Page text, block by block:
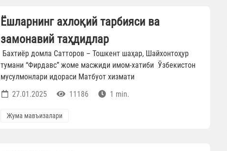
Ёшларнинг ахлоқий тарбияси ва
замонавий таҳдидлар
Бахтиёр домла Сатторов – Тошкент шаҳар, Шайхонтоҳур
тумани “Фирдавс” жоме масжиди имом-хатиби Ўзбекистон
мусулмонлари идораси Матбуот хизмати
27.01.2025
11186 1 min.
Жума мавъизалари